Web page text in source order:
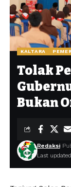
KALTARA
Tolak
Bukan
Last
Redaksi